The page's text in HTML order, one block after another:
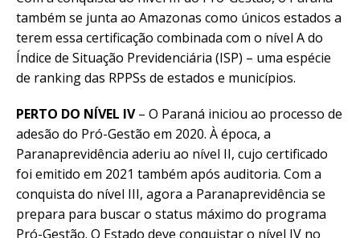
também se junta ao Amazonas como únicos estados a
terem essa certificação combinada com o nível A do
Índice de Situação Previdenciária (ISP) – uma espécie
de ranking das RPPSs de estados e municípios.
PERTO DO NÍVEL IV– O Paraná iniciou ao processo de
adesão do Pró-Gestão em 2020. À época, a
Paranaprevidência aderiu ao nível II, cujo certificado
foi emitido em 2021 também após auditoria. Com a
conquista do nível III, agora a Paranaprevidência se
prepara para buscar o status máximo do programa
Pró-Gestão. O Estado deve conquistar o nível IV no